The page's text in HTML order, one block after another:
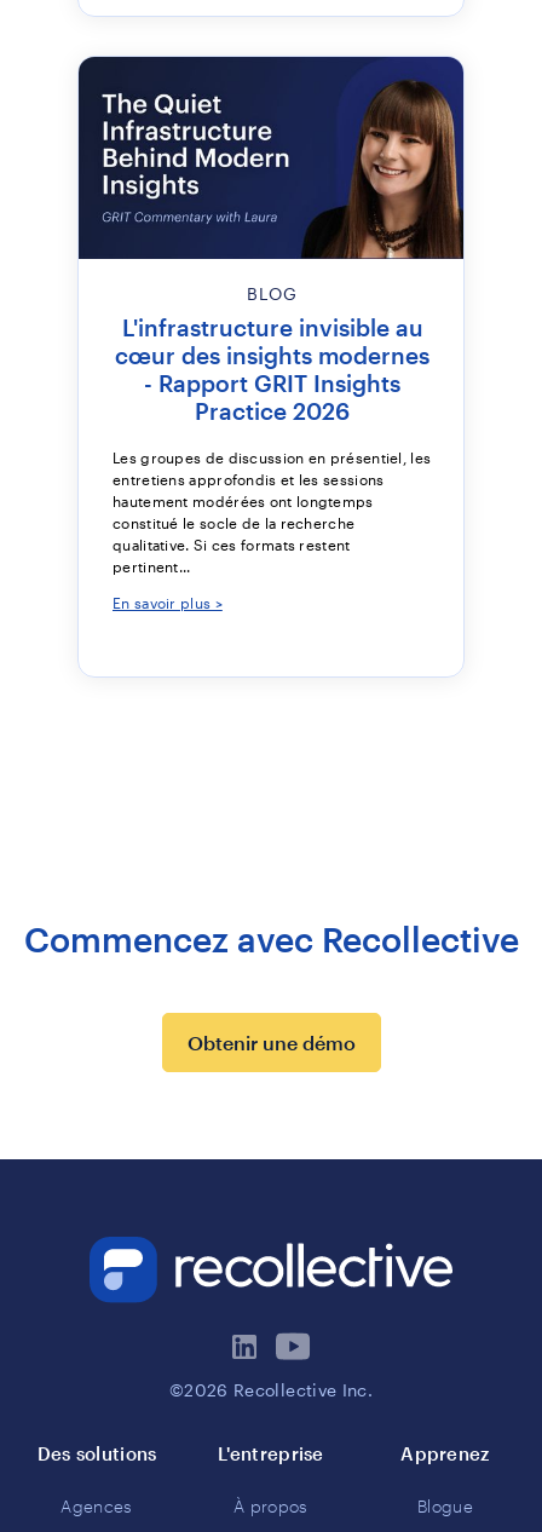
BLOG
L'infrastructure invisible au
cœur des insights modernes
- Rapport GRIT Insights
Practice 2026
Les groupes de discussion en présentiel, les
entretiens approfondis et les sessions
hautement modérées ont longtemps
constitué le socle de la recherche
qualitative. Si ces formats restent
pertinent...
En savoir plus >
Commencez avec Recollective
Obtenir une démo
©2026 Recollective Inc.
Des solutions
Agences
L'entreprise
À propos
Apprenez
Blogue